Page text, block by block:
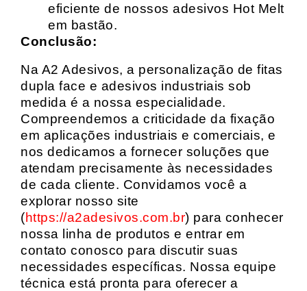
eficiente de nossos adesivos Hot Melt
em bastão.
Conclusão:
Na A2 Adesivos, a personalização de fitas
dupla face e adesivos industriais sob
medida é a nossa especialidade.
Compreendemos a criticidade da fixação
em aplicações industriais e comerciais, e
nos dedicamos a fornecer soluções que
atendam precisamente às necessidades
de cada cliente. Convidamos você a
explorar nosso site
(https://a2adesivos.com.br) para conhecer
nossa linha de produtos e entrar em
contato conosco para discutir suas
necessidades específicas. Nossa equipe
técnica está pronta para oferecer a